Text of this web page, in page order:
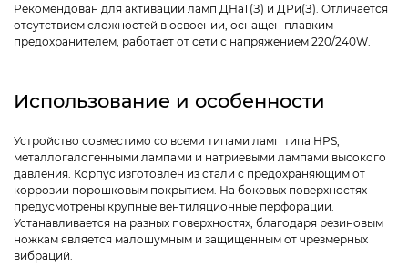
Рекомендован для активации ламп ДНаТ(З) и ДРи(З). Отличается
отсутствием сложностей в освоении, оснащен плавким
предохранителем, работает от сети с напряжением 220/240W.
Использование и особенности
Устройство совместимо со всеми типами ламп типа HPS,
металлогалогенными лампами и натриевыми лампами высокого
давления. Корпус изготовлен из стали с предохраняющим от
коррозии порошковым покрытием. На боковых поверхностях
предусмотрены крупные вентиляционные перфорации.
Устанавливается на разных поверхностях, благодаря резиновым
ножкам является малошумным и защищенным от чрезмерных
вибраций.